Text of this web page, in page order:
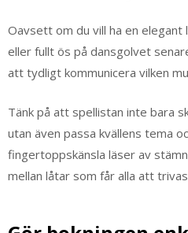
Oavsett om du vill ha en elegant
eller fullt ös på dansgolvet
att tydligt kommunicera vilken
Tänk på att spellistan inte bara
utan även passa kvällens tema
fingertoppskänsla läser av
mellan låtar som får alla att